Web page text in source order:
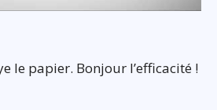
le papier. Bonjour l’efficacité !